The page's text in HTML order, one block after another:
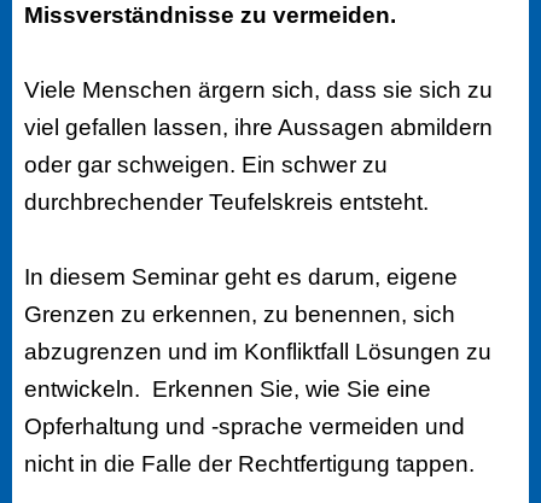
Missverständnisse zu vermeiden.
Viele Menschen ärgern sich, dass sie sich zu
viel gefallen lassen, ihre Aussagen abmildern
oder gar schweigen. Ein schwer zu
durchbrechender Teufelskreis entsteht.
In diesem Seminar geht es darum, eigene
Grenzen zu erkennen, zu benennen, sich
abzugrenzen und im Konfliktfall Lösungen zu
entwickeln. Erkennen Sie, wie Sie eine
Opferhaltung und -sprache vermeiden und
nicht in die Falle der Rechtfertigung tappen.